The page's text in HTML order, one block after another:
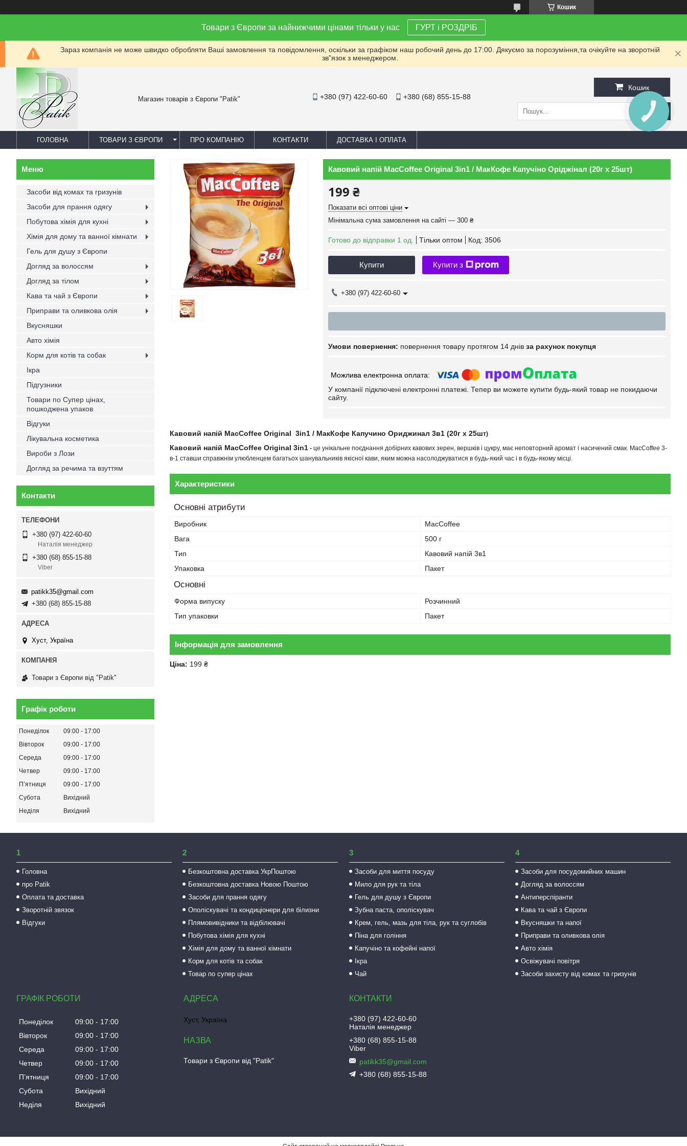
Кошик
Товари з Європи за найнижчими цінами тільки у нас ГУРТ і РОЗДРІБ
Зараз компанія не може швидко обробляти Ваші замовлення та повідомлення, оскільки за графіком наш робочий день до 17:00. Дякуємо за порозуміння,та очікуйте на зворотній
зв"язок з менеджером.
Магазин товарів з Європи "Patik" +380 (97) 422-60-60 +380 (68) 855-15-88
Кошик
ГОЛОВНА ТОВАРИ З ЄВРОПИ ПРО КОМПАНІЮ КОНТАКТИ ДОСТАВКА І ОПЛАТА
Кавовий напій MacCoffee Original 3in1 / МакКофе Капучіно Оріджінал (20г х 25шт)
199 ₴
Показати всі оптові ціни
Мінімальна сума замовлення на сайті — 300 ₴
Готово до відправки 1 од. Тільки оптом Код: 3506
Купити Купити з
+380 (97) 422-60-60
повернення товару протягом 14 днів за рахунок покупця
У компанії підключені електронні платежі. Тепер ви можете купити будь-який товар не покидаючи
сайту.
Кавовий напій MacCoffee Original 3in1 / МакКофе Капучино Ориджинал 3в1 (20г х 25шт)
Кавовий напій MacCoffee Original 3in1 - це унікальне поєднання добірних кавових зерен, вершків і цукру, має неповторний аромат і насичений смак. MacCoffee 3-
в-1 ставши справжнім улюбленцем багатьох шанувальників якісної кави, яким можна насолоджуватися в будь-який час і в будь-якому місці.
Характеристики
Основні атрибути
Виробник
MacCoffee
Вага
500 г
Тип
Кавовий напій 3в1
Упаковка
Пакет
Основні
Форма випуску
Розчинний
Тип упаковки
Пакет
Інформація для замовлення
Ціна: 199 ₴
Засоби від комах та гризунів
Засоби для прання одягу
Побутова хімія для кухні
Хімія для дому та ванної кімнати
Гель для душу з Європи
Догляд за волоссям
Догляд за тілом
Кава та чай з Європи
Приправи та оливкова олія
Вкусняшки
Авто хімія
Корм для котів та собак
Ікра
Підгузники
Товари по Супер цінах,
пошкоджена упаков
Відгуки
Лікувальна косметика
Вироби з Лози
Догляд за речима та взуттям
Контакти
+380 (97) 422-60-60
Наталія менеджер
+380 (68) 855-15-88
Viber
patikk35@gmail.com
+380 (68) 855-15-88
Хуст, Україна
Товари з Європи від "Patik"
Графік роботи
Понеділок 09:00
17:00
Вівторок
09:00
17:00
Середа
09:00
17:00
Четвер
09:00
17:00
Пʼятниця
09:00
17:00
Субота
Вихідний
Неділя
Вихідний
1
Головна
про Patik
Оплата та доставка
Зворотній звязок
Відгуки
2
Безкоштовна доставка УкрПоштою
Безкоштовна доставка Новою Поштою
Засоби для прання одягу
Ополіскувачі та кондиціонери для білизни
Плямовивідники та відбілювачі
Побутова хімія для кухні
Хімія для дому та ванної кімнати
Корм для котів та собак
Товар по супер цінах
3
Засоби для миття посуду
Мило для рук та тіла
Гель для душу з Європи
Зубна паста, ополіскувач
Крем, гель, мазь для тіла, рук та суглобів
Піна для гоління
Капучіно та кофейні напої
Ікра
Чай
4
Засоби для посудомийних машин
Догляд за волоссям
Антиперспіранти
Кава та чай з Європи
Вкусняшки та напої
Приправи та оливкова олія
Авто хімія
Освіжувачі повітря
Засоби захисту від комах та гризунів
ГРАФІК РОБОТИ
Понеділок 09:00
17:00
Вівторок
09:00
17:00
Середа
09:00
17:00
Четвер
09:00
17:00
Пʼятниця
09:00
17:00
Субота
Вихідний
Неділя
Вихідний
Хуст, Україна
Товари з Європи від "Patik"
+380 (97) 422-60-60
Наталія менеджер
+380 (68) 855-15-88
Viber
patikk35@gmail.com
+380 (68) 855-15-88